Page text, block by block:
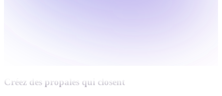
Créez des propales qui closent